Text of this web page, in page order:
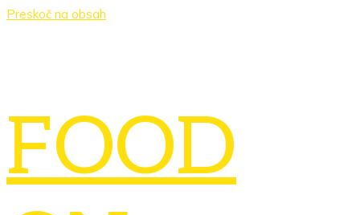
Preskoč na obsah
FOOD